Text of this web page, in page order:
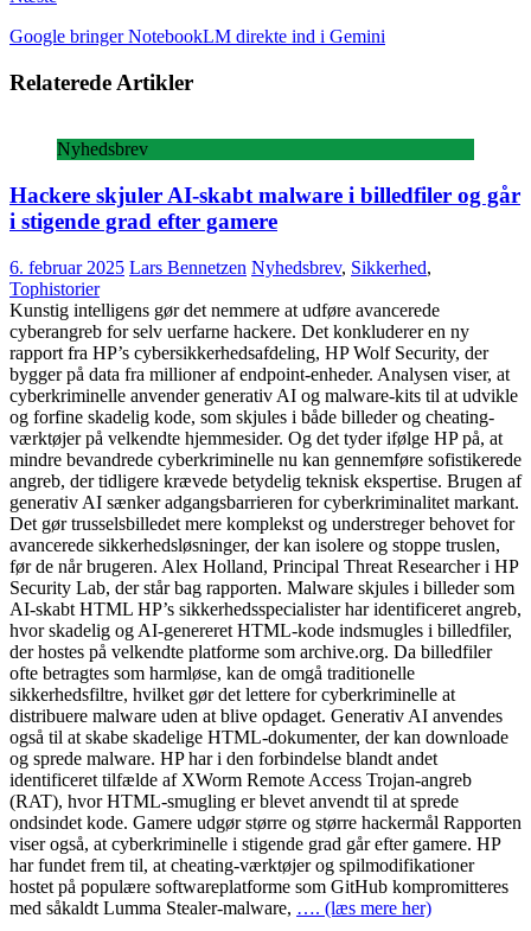
Google bringer NotebookLM direkte ind i Gemini
Relaterede Artikler
Nyhedsbrev
Hackere skjuler AI-skabt malware i billedfiler og går
i stigende grad efter gamere
6. februar 2025 Lars Bennetzen Nyhedsbrev, Sikkerhed,
Tophistorier
Kunstig intelligens gør det nemmere at udføre avancerede
cyberangreb for selv uerfarne hackere. Det konkluderer en ny
rapport fra HP’s cybersikkerhedsafdeling, HP Wolf Security, der
bygger på data fra millioner af endpoint-enheder. Analysen viser, at
cyberkriminelle anvender generativ AI og malware-kits til at udvikle
og forfine skadelig kode, som skjules i både billeder og cheating-
værktøjer på velkendte hjemmesider. Og det tyder ifølge HP på, at
mindre bevandrede cyberkriminelle nu kan gennemføre sofistikerede
angreb, der tidligere krævede betydelig teknisk ekspertise. Brugen af
generativ AI sænker adgangsbarrieren for cyberkriminalitet markant.
Det gør trusselsbilledet mere komplekst og understreger behovet for
avancerede sikkerhedsløsninger, der kan isolere og stoppe truslen,
før de når brugeren. Alex Holland, Principal Threat Researcher i HP
Security Lab, der står bag rapporten. Malware skjules i billeder som
AI-skabt HTML HP’s sikkerhedsspecialister har identificeret angreb,
hvor skadelig og AI-genereret HTML-kode indsmugles i billedfiler,
der hostes på velkendte platforme som archive.org. Da billedfiler
ofte betragtes som harmløse, kan de omgå traditionelle
sikkerhedsfiltre, hvilket gør det lettere for cyberkriminelle at
distribuere malware uden at blive opdaget. Generativ AI anvendes
også til at skabe skadelige HTML-dokumenter, der kan downloade
og sprede malware. HP har i den forbindelse blandt andet
identificeret tilfælde af XWorm Remote Access Trojan-angreb
(RAT), hvor HTML-smugling er blevet anvendt til at sprede
ondsindet kode. Gamere udgør større og større hackermål Rapporten
viser også, at cyberkriminelle i stigende grad går efter gamere. HP
har fundet frem til, at cheating-værktøjer og spilmodifikationer
hostet på populære softwareplatforme som GitHub kompromitteres
med såkaldt Lumma Stealer-malware, …. (læs mere her)